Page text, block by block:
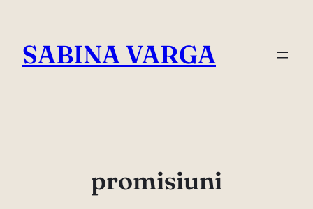
content
SABINA VARGA
promisiuni